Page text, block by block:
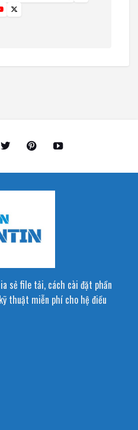
sẻ file tải, cách cài đặt phần
thuật miễn phí cho hệ điều